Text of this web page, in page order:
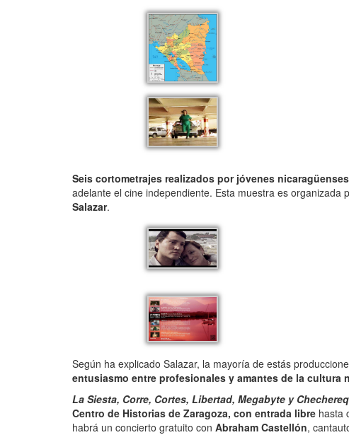
Seis cortometrajes realizados por jóvenes nicaragüenses
adelante el cine independiente. Esta muestra es organizada
Salazar.
Según ha explicado Salazar, la mayoría de estás
entusiasmo entre profesionales y amantes de la
La Siesta, Corre, Cortes, Libertad, Megabyte y
Centro de Historias de Zaragoza, con entrada libre hasta
habrá un concierto gratuito con Abraham Castellón,